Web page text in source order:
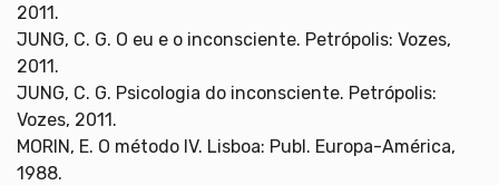
2011.
JUNG, C. G. O eu e o inconsciente. Petrópolis: Vozes,
2011.
JUNG, C. G. Psicologia do inconsciente. Petrópolis:
Vozes, 2011.
MORIN, E. O método IV. Lisboa: Publ. Europa-América,
1988.